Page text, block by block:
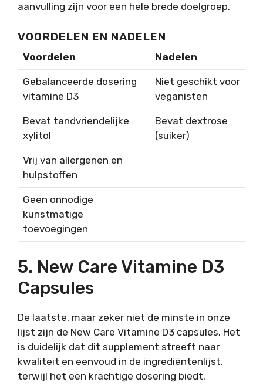
aanvulling zijn voor een hele brede doelgroep.
VOORDELEN EN NADELEN
Voordelen Nadelen
Gebalanceerde dosering
vitamine D3
Niet geschikt voor
veganisten
Bevat tandvriendelijke
xylitol
Bevat dextrose
(suiker)
Vrij van allergenen en
hulpstoffen
Geen onnodige
kunstmatige
toevoegingen
5. New Care Vitamine D3
Capsules
De laatste, maar zeker niet de minste in onze
lijst zijn de New Care Vitamine D3 capsules. Het
is duidelijk dat dit supplement streeft naar
kwaliteit en eenvoud in de ingrediëntenlijst,
terwijl het een krachtige dosering biedt.